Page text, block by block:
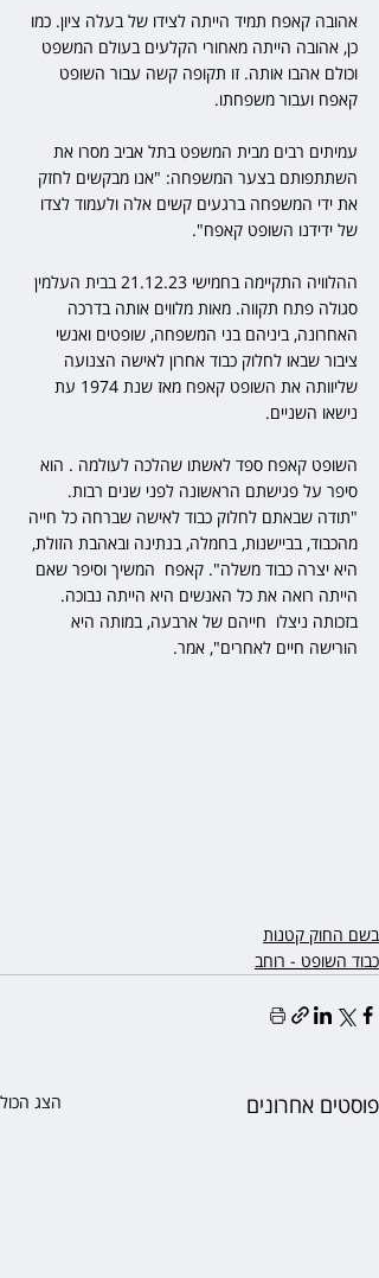
אהובה קאפח תמיד הייתה לצידו של בעלה ציון. כמו
כן, אהובה הייתה מאחורי הקלעים בעולם המשפט
וכולם אהבו אותה. זו תקופה קשה עבור השופט
קאפח ועבור משפחתו.
עמיתים רבים מבית המשפט בתל אביב מסרו את
השתתפותם בצער המשפחה: "אנו מבקשים לחזק
את ידי המשפחה ברגעים קשים אלה ולעמוד לצדו
של ידידנו השופט קאפח".
ההלוויה התקיימה בחמישי 21.12.23 בבית העלמין
סגולה פתח תקווה. מאות מלווים אותה בדרכה
האחרונה, ביניהם בני המשפחה, שופטים ואנשי
ציבור שבאו לחלוק כבוד אחרון לאישה הצנועה
שליוותה את השופט קאפח מאז שנת 1974 עת
נישאו השניים.
השופט קאפח ספד לאשתו שהלכה לעולמה . הוא
סיפר על פגישתם הראשונה לפני שנים רבות.
"תודה שבאתם לחלוק כבוד לאישה שברחה כל חייה
מהכבוד, בביישנות, בחמלה, בנתינה ובאהבת הזולת,
היא יצרה כבוד משלה". קאפח  המשיך וסיפר שאם
הייתה רואה את כל האנשים היא הייתה נבוכה.
בזכותה ניצלו  חייהם של ארבעה, במותה היא
הורישה חיים לאחרים", אמר.
בשם החוק קטנות
כבוד השופט - רוחב
פוסטים אחרונים הצג הכול